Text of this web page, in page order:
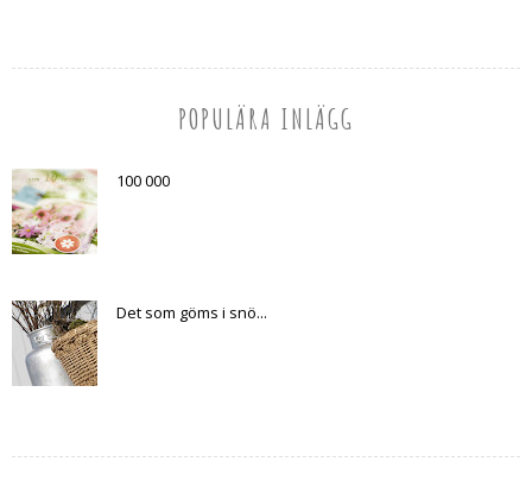
POPULÄRA INLÄGG
100 000
Det som göms i snö...